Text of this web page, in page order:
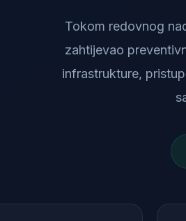
Tokom redovnog
zahtijevao
infrastrukture,